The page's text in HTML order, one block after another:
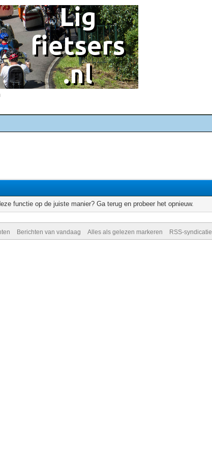
functie op de juiste manier? Ga terug en probeer het opnieuw.
Berichten van vandaag Alles als gelezen markeren RSS-syndicatie